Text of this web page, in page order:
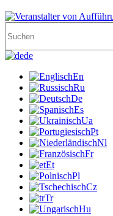
de
En
Ru
De
Es
Ua
Pt
Nl
Fr
Et
Pl
Cz
Tr
Hu